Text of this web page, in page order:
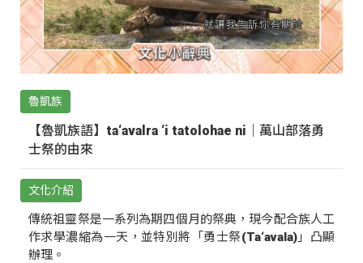
魯凱族
【魯凱族語】ta‘avalra ‘i tatolohae ni｜萬山部落勇
士祭的由來
文化介紹
傳統祖靈祭是一系列為期四個月的祭典，現今配合族人工
作求學濃縮為一天，並特別將「勇士祭(Ta‘avala)」凸顯
辦理。